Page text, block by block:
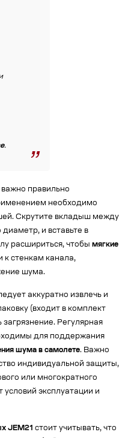
.
правильно
необходимо
Скрутите вкладыш между
и вставьте в
расшириться, чтобы мягкие
к стенкам канала,
шума.
аккуратно извлечь и
(входит в комплект
загрязнение. Регулярная
для поддержания
шума в самолете. Важно
индивидуальной защиты,
или многократного
условий эксплуатации и
JEM21 стоит учитывать, что